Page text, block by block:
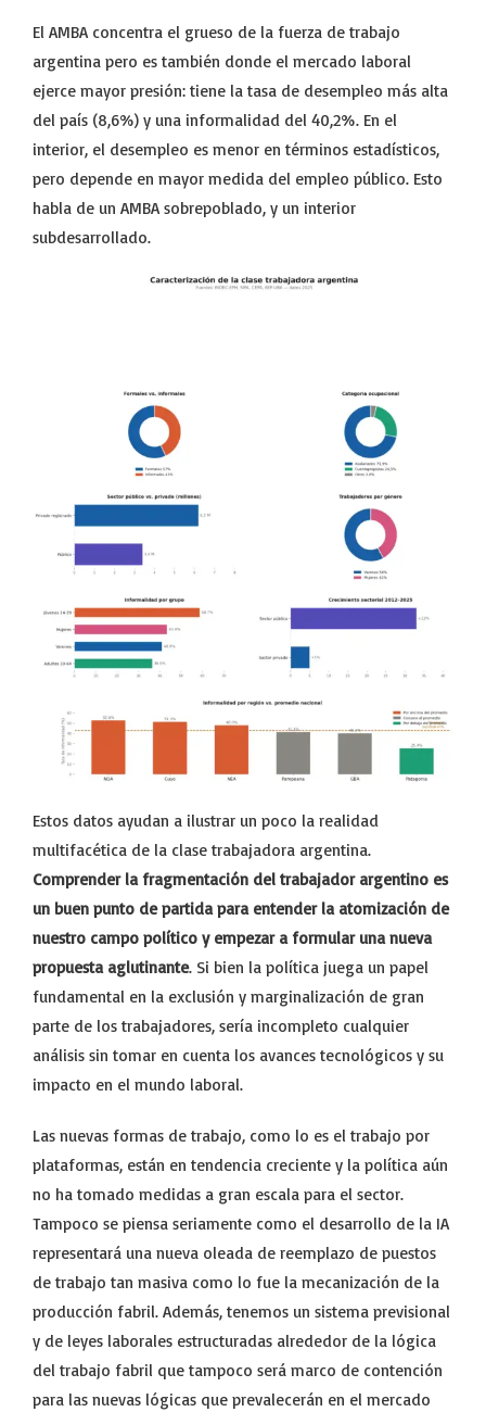
El AMBA concentra el grueso de la fuerza de trabajo
argentina pero es también donde el mercado laboral
ejerce mayor presión: tiene la tasa de desempleo más alta
del país (8,6%) y una informalidad del 40,2%. En el
interior, el desempleo es menor en términos estadísticos,
pero depende en mayor medida del empleo público. Esto
habla de un AMBA sobrepoblado, y un interior
subdesarrollado.
Estos datos ayudan a ilustrar un poco la realidad
multifacética de la clase trabajadora argentina.
Comprender la fragmentación del trabajador argentino es
un buen punto de partida para entender la atomización de
nuestro campo político y empezar a formular una nueva
propuesta aglutinante. Si bien la política juega un papel
fundamental en la exclusión y marginalización de gran
parte de los trabajadores, sería incompleto cualquier
análisis sin tomar en cuenta los avances tecnológicos y su
impacto en el mundo laboral.
Las nuevas formas de trabajo, como lo es el trabajo por
plataformas, están en tendencia creciente y la política aún
no ha tomado medidas a gran escala para el sector.
Tampoco se piensa seriamente como el desarrollo de la IA
representará una nueva oleada de reemplazo de puestos
de trabajo tan masiva como lo fue la mecanización de la
producción fabril. Además, tenemos un sistema previsional
y de leyes laborales estructuradas alrededor de la lógica
del trabajo fabril que tampoco será marco de contención
para las nuevas lógicas que prevalecerán en el mercado